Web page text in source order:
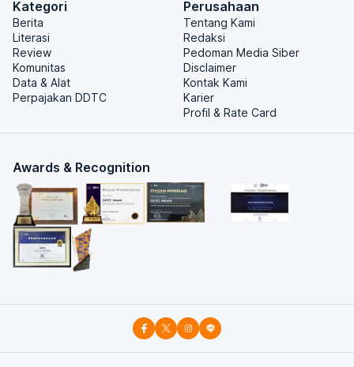
Kategori
Berita
Literasi
Review
Komunitas
Data & Alat
Perpajakan DDTC
Perusahaan
Tentang Kami
Redaksi
Pedoman Media Siber
Disclaimer
Kontak Kami
Karier
Profil & Rate Card
Awards & Recognition